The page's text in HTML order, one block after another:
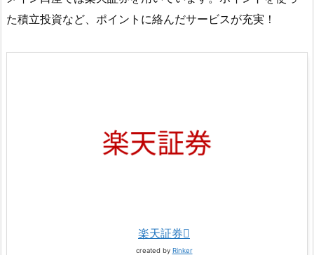
た積立投資など、ポイントに絡んだサービスが充実！
楽天証券
created by Rinker